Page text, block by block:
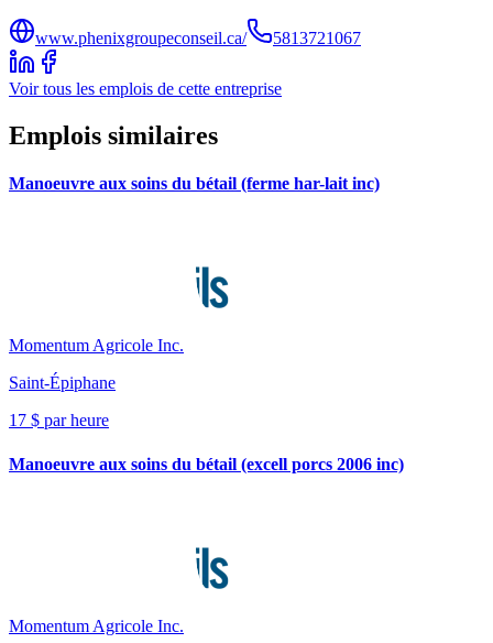
www.phenixgroupeconseil.ca/ 5813721067
Voir tous les emplois de cette entreprise
Emplois similaires
Manoeuvre aux soins du bétail (ferme har-lait inc)
Momentum Agricole Inc.
Saint-Épiphane
17 $ par heure
Manoeuvre aux soins du bétail (excell porcs 2006 inc)
Momentum Agricole Inc.